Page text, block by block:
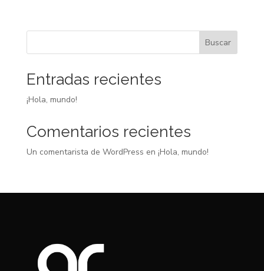
Buscar
Entradas recientes
¡Hola, mundo!
Comentarios recientes
Un comentarista de WordPress en ¡Hola, mundo!